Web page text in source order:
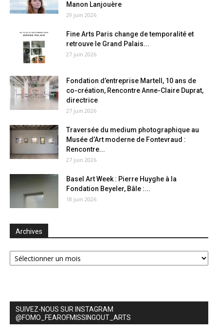
Manon Lanjouère
29 juin 2026
Fine Arts Paris change de temporalité et
retrouve le Grand Palais...
27 juin 2026
Fondation d’entreprise Martell, 10 ans de
co-création, Rencontre Anne-Claire Duprat,
directrice
27 juin 2026
Traversée du medium photographique au
Musée d’Art moderne de Fontevraud :
Rencontre...
27 juin 2026
Basel Art Week : Pierre Huyghe à la
Fondation Beyeler, Bâle :...
18 juin 2026
Archives
Archives
SUIVEZ-NOUS SUR INSTAGRAM
@FOMO_FEAROFMISSINGOUT_ARTS